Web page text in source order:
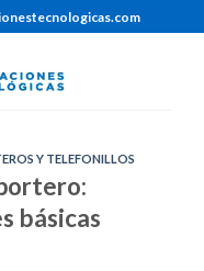
Y TELEFONILLOS
básicas